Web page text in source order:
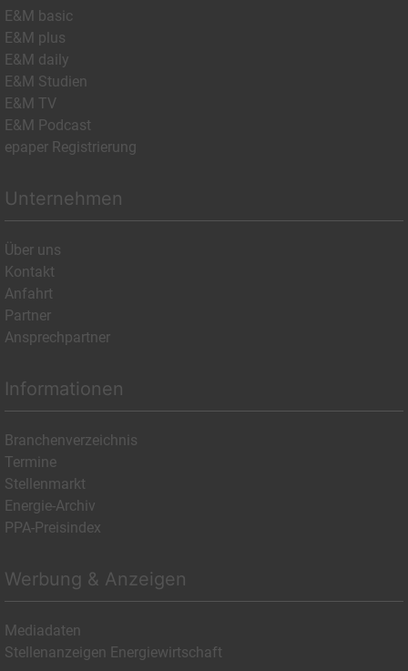
E&M basic
E&M plus
E&M daily
E&M Studien
E&M TV
E&M Podcast
epaper Registrierung
Unternehmen
Über uns
Kontakt
Anfahrt
Partner
Ansprechpartner
Informationen
Branchenverzeichnis
Termine
Stellenmarkt
Energie-Archiv
PPA-Preisindex
Werbung & Anzeigen
Mediadaten
Stellenanzeigen Energiewirtschaft